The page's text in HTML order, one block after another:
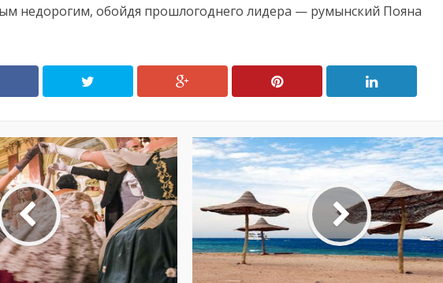
недорогим, обойдя прошлогоднего лидера — румынский Пояна